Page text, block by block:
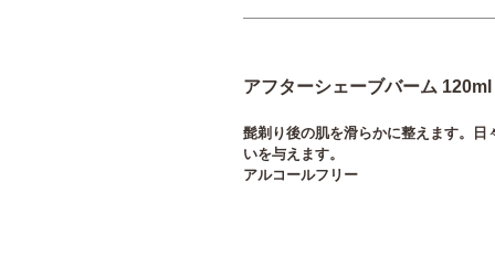
アフターシェーブバーム 120ml
髭剃り後の肌を滑らかに整えます。
いを与えます。
アルコールフリー